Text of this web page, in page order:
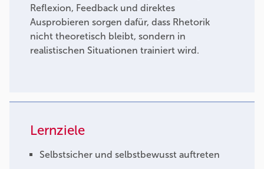
Reflexion, Feedback und direktes
Ausprobieren sorgen dafür, dass Rhetorik
nicht theoretisch bleibt, sondern in
realistischen Situationen trainiert wird.
Lernziele
Selbstsicher und selbstbewusst auftreten